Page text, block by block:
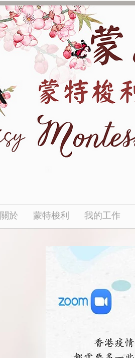
關於 蒙特梭利 我的工作